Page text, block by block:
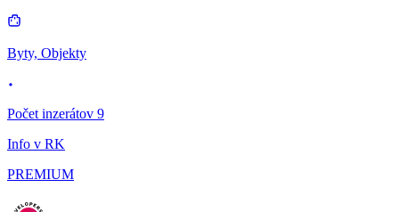
Byty, Objekty
Počet inzerátov 9
Info v RK
PREMIUM